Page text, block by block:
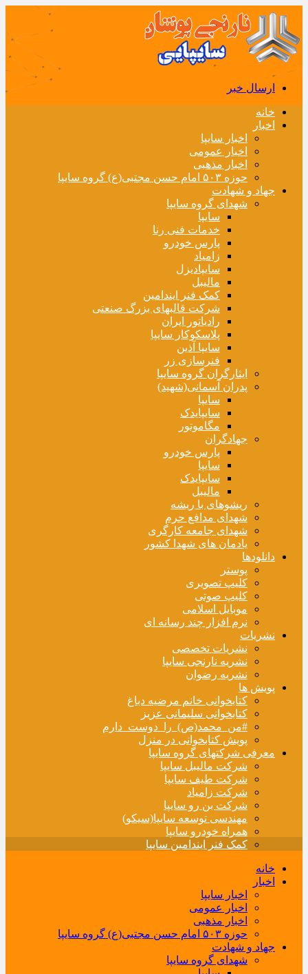
ارسال خبر
خانه
اخبار
اخبار سایپا
اخبار عمومی
اخبار مذهبی
حوزه ۵۰۳ امام حسن مجتبی(ع) گروه سایپا
جهاد و شهادت
شهدای گروه سایپا
سایپا
خدمات فنی رنا
پارس خودرو
زامیاد
سایپادیزل
مالیبل
کمک فنر ایندامین
شرکت قالبهای بزرگ صنعتی
رادیاتور ایران
پلاسکوکار سایپا
سایپا آذین
فنرسازی زر
ایثارگران گروه سایپا
پدران آسمانی(شهید)
سایپا
سایپایدک
مگاموتور
جهادگران
پارس خودرو
سایپا
سایپایدک
مالیبل
ریشوهای با ریشه
شهدای مدافع حرم
شهدای جامعه کارگری
یادمان های شهدا کشور
دانلودها
پوستر
کلیپ تصویری
کلیپ صوتی
موبایل اسلامی
نرم افزار چند رسانه ای
نشریات
نشریات تخصصی
نشریه نارنجی سایپا
نشریه رضوان
پویش ها
کتابخوانی خانم مرضیه دباغ
کتابخوانی سلیمانی عزیز
#من_محمد(ص)_را_دوست_دارم
پویش کتابخوانی در منزل
معرفی شرکتهای گروه سایپا
شرکت مالیبل سایپا
شرکت طیف سایپا
شرکت زامیاد
شرکت بن رو سایپا
مهندسی توسعه سایپا(سیکو)
همراه خودرو سایپا
کمک فنر ایندامین سایپا
خانه
اخبار
اخبار سایپا
اخبار عمومی
اخبار مذهبی
حوزه ۵۰۳ امام حسن مجتبی(ع) گروه سایپا
جهاد و شهادت
شهدای گروه سایپا